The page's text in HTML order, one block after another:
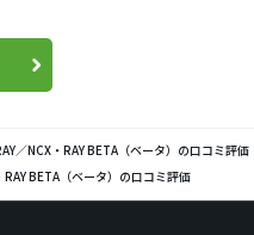
／NCX・RAY BETA（ベータ）の口コミ評価
BETA（ベータ）の口コミ評価